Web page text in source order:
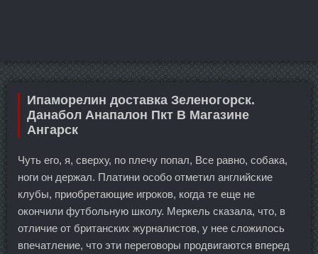
Ипаморелин доставка Зеленогорск.
Данабол Анапалон Пкт В Магазине
Ангарск
Чуть его, я, сверху, по плечу попал, Все равно, собака,
ноги он держал. Платини особо отметил английские
клубы, приобретающие игроков, когда те еще не
окончили футбольную школу. Меркель сказала, что, в
отличие от британских журналистов, у нее сложилось
впечатление, что эти переговоры продвигаются вперед